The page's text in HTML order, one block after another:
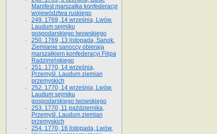
Manifest marszałka konfederacyi
województwa ruskiego
249. 1769, 14 września, Lwów.
Laudum sejmiku
gospodarskiego lwowskiego
250. 1769, 13 listopada, Sanok.
Ziemianie sanoccy obierają
marszałkiem konfederacyi Filipa
Radzimińskiego
251. 1770, 14 września,
Przemyśl. Laudum ziemian
przemyskich
252. 1770, 14 września, Lwów.
Laudum sejmiku
gospodarskiego lwowskiego
253. 1770, 11 października,
Przemyśl. Laudum ziemian
przemyskich
254. 1770, 16 listopada, Lwów.